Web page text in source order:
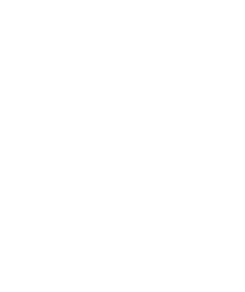
SkyWayを開発・運営する、NTTドコモビジネス株式
本部5G&IoTサービス部 開発オペレーション
情報セキュリティマネジメントシステムの国際規格
し、適切に管理されていま